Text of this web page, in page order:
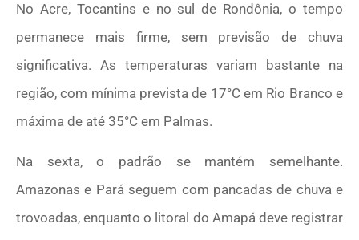
No Acre, Tocantins e no sul de Rondônia, o tempo
permanece mais firme, sem previsão de chuva
significativa. As temperaturas variam bastante na
região, com mínima prevista de 17°C em Rio Branco e
máxima de até 35°C em Palmas.
Na sexta, o padrão se mantém semelhante.
Amazonas e Pará seguem com pancadas de chuva e
trovoadas, enquanto o litoral do Amapá deve registrar